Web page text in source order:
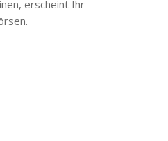
erscheint Ihr